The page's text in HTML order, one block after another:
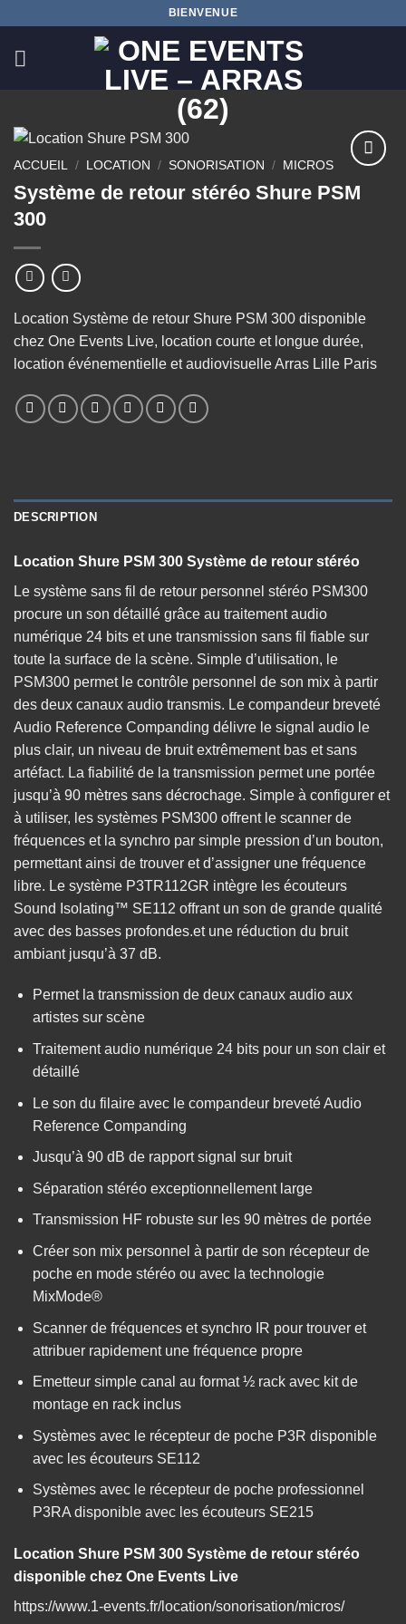
contenu
BIENVENUE
Ajouter
à la
ACCUEIL / LOCATION / SONORISATION / MICROS
Système de retour stéréo Shure PSM
300
Location Système de retour Shure PSM 300 disponible
chez One Events Live, location courte et longue durée,
location événementielle et audiovisuelle Arras Lille Paris
DESCRIPTION
Location Shure PSM 300 Système de retour stéréo
Le système sans fil de retour personnel stéréo PSM300
procure un son détaillé grâce au traitement audio
numérique 24 bits et une transmission sans fil fiable sur
toute la surface de la scène. Simple d’utilisation, le
PSM300 permet le contrôle personnel de son mix à partir
des deux canaux audio transmis. Le compandeur breveté
Audio Reference Companding délivre le signal audio le
plus clair, un niveau de bruit extrêmement bas et sans
artéfact. La fiabilité de la transmission permet une portée
jusqu’à 90 mètres sans décrochage. Simple à configurer et
à utiliser, les systèmes PSM300 offrent le scanner de
fréquences et la synchro par simple pression d’un bouton,
permettant ainsi de trouver et d’assigner une fréquence
libre. Le système P3TR112GR intègre les écouteurs
Sound Isolating™ SE112 offrant un son de grande qualité
avec des basses profondes.et une réduction du bruit
ambiant jusqu’à 37 dB.
Permet la transmission de deux canaux audio aux
artistes sur scène
Traitement audio numérique 24 bits pour un son clair et
détaillé
Le son du filaire avec le compandeur breveté Audio
Reference Companding
Jusqu’à 90 dB de rapport signal sur bruit
Séparation stéréo exceptionnellement large
Transmission HF robuste sur les 90 mètres de portée
Créer son mix personnel à partir de son récepteur de
poche en mode stéréo ou avec la technologie
MixMode®
Scanner de fréquences et synchro IR pour trouver et
attribuer rapidement une fréquence propre
Emetteur simple canal au format ½ rack avec kit de
montage en rack inclus
Systèmes avec le récepteur de poche P3R disponible
avec les écouteurs SE112
Systèmes avec le récepteur de poche professionnel
P3RA disponible avec les écouteurs SE215
Location Shure PSM 300 Système de retour stéréo
disponible chez One Events Live
https://www.1-events.fr/location/sonorisation/micros/